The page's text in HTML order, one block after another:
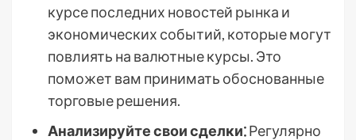
курсе последних новостей рынка и
экономических событий, которые могут
повлиять на валютные курсы. Это
поможет вам принимать обоснованные
торговые решения.
Анализируйте свои сделки⁚Регулярно